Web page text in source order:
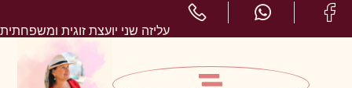
עליזה שני יועצת זוגית ומשפחתית